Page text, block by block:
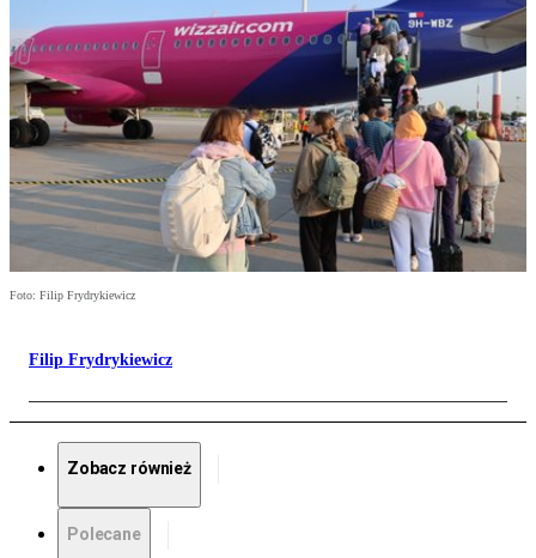
Foto: Filip Frydrykiewicz
Filip Frydrykiewicz
Zobacz również
Polecane